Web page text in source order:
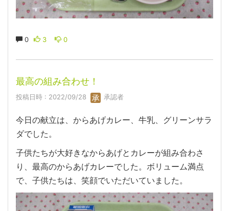
0 3 0
最高の組み合わせ！
投稿日時 : 2022/09/28 承認者
今日の献立は、からあげカレー、牛乳、グリーンサラ
ダでした。
子供たちが大好きなからあげとカレーが組み合わさ
り、最高のからあげカレーでした。ボリューム満点
で、子供たちは、笑顔でいただいていました。